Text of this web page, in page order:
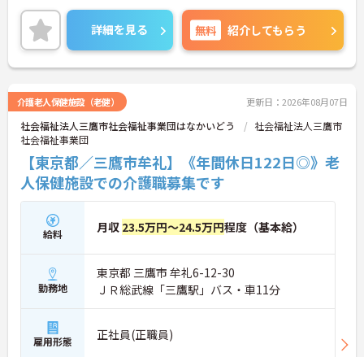
診療科目は内科・消化器内科・小児内科で、電子カ
ルテ、オーダリングシステムを導入しています。
看護基準は一般病棟（障害者施設）13:1、医療療養
病棟20:1です。
◇◆◇おすすめポイント◇◆◇
・認定看護師資格取得支援制度の導入
・職場環境アンケートの実施
・ポイント制報奨制度による賞与加算
やりがいを持って長く働き続けられる職場環境作り
にも積極的に取り組んでおり、親子で働く看護師も
活躍中です。
詳細を見る 無料 紹介してもらう
介護老人保健施設（老健） 更新日：2026年08月07日
社会福祉法人三鷹市社会福祉事業団はなかいどう
社会福祉法人三鷹市
社会福祉事業団
【東京都／三鷹市牟礼】《年間休日122日◎》老
人保健施設での介護職募集です
給料 月収 23.5万円～24.5万円程度（基本給）
勤務地
東京都 三鷹市 牟礼6-12-30
ＪＲ総武線「三鷹駅」バス・車11分
雇用形態 正社員(正職員)